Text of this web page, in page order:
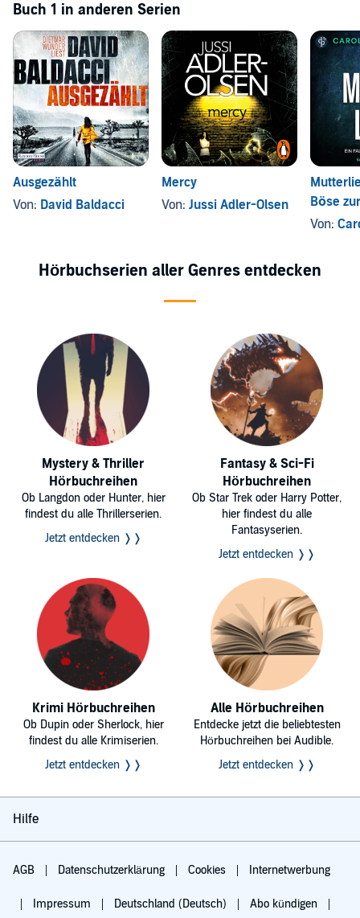
Buch 1 in anderen Serien
Ausgezählt
Von: David Baldacci
Mercy
Von: Jussi Adler-Olsen
Böse
gehört
Von:
Hörbuchserien aller Genres entdecken
Mystery & Thriller
Hörbuchreihen
Ob Langdon oder Hunter, hier
findest du alle Thrillerserien.
Jetzt entdecken ❭❭
Fantasy & Sci-Fi
Hörbuchreihen
Ob Star Trek oder Harry Potter,
hier findest du alle
Fantasyserien.
Jetzt entdecken ❭❭
Krimi Hörbuchreihen
Ob Dupin oder Sherlock, hier
findest du alle Krimiserien.
Jetzt entdecken ❭❭
Alle Hörbuchreihen
Entdecke jetzt die beliebtesten
Hörbuchreihen bei Audible.
Jetzt entdecken ❭❭
Hilfe
AGB Datenschutzerklärung Cookies Internetwerbung
Impressum Deutschland (Deutsch) Abo kündigen